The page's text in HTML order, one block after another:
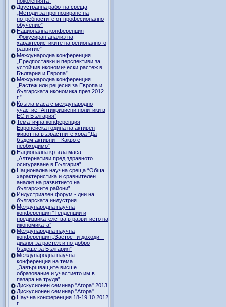
Двустранна работна среща
„Методи за прогнозиране на
потребностите от професионално
обучение”
Национална конференция
“Фокусиран анализ на
характеристиките на регионалното
развитие”
Международна конференция
„Предпоставки и перспективи за
устойчив икономически растеж в
България и Европа”
Международна конференция
„Растеж или рецесия за Европа и
българската икономика през 2012
г.”
Кръгла маса с международно
участие “Антикризисни политики в
ЕС и България”
Тематична конференция
Европейска година на активен
живот на възрастните хора “Да
бъдем активни – Какво е
необходимо”
Национална кръгла маса
„Алтернативи пред здравното
осигуряване в България”
Национална научна среща “Обща
характеристика и сравнителен
анализ на развитието на
българските райони”
Индустриален форум - дни на
българската индустрия
Международна научна
конференция “Тенденции и
предизвикателства в развитието на
икономиката”
Международна научна
конференция „Заетост и доходи –
диалог за растеж и по-добро
бъдеще за България”
Международна научна
конференция на тема
„Завършващите висше
образование и участието им в
пазара на труда”
Дискусионен семинар "Агора" 2013
Дискусионен семинар "Агора"
Научна конференция 18-19.10.2012
г.